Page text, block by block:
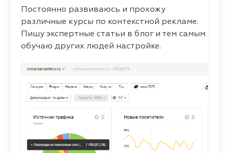
Постоянно развиваюсь и прохожу
различные курсы по контекстной рекламе.
Пишу экспертные статьи в блог и тем самым
обучаю других людей настройке.